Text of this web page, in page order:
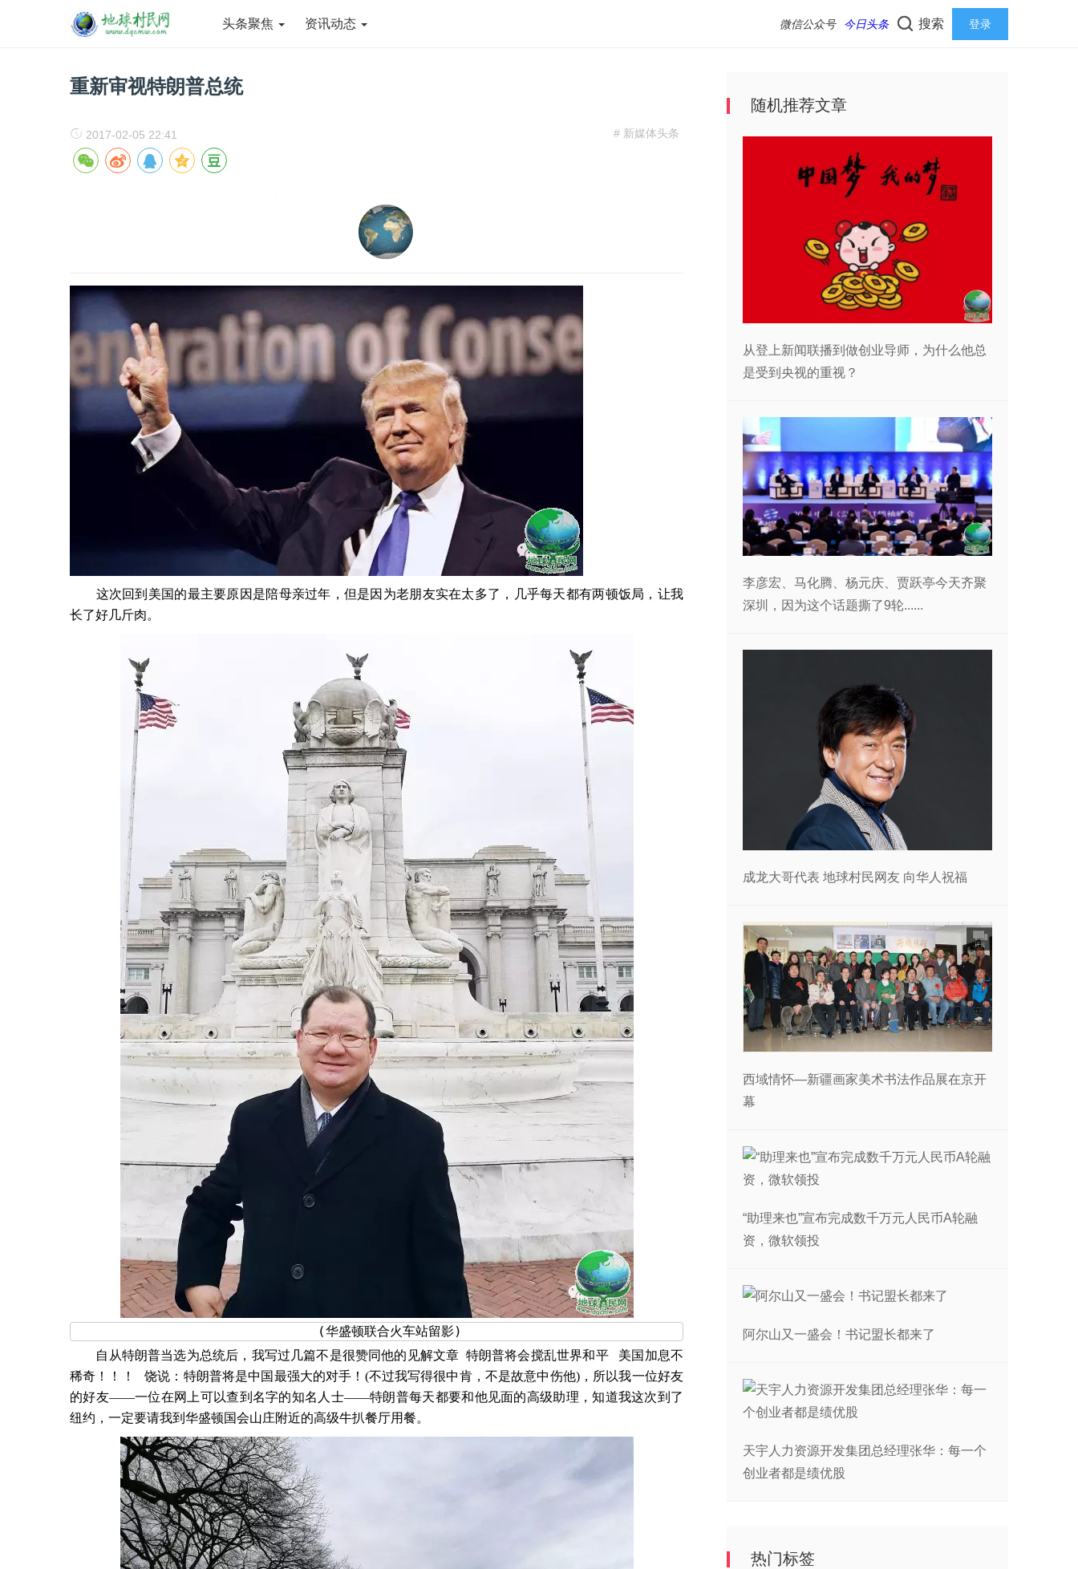
头条聚焦 资讯动态 微信公众号 今日头条 搜索 登录
重新审视特朗普总统
# 新媒体头条
2017-02-05 22:41
这次回到美国的最主要原因是陪母亲过年，但是因为老朋友实在太多了，几乎每天都有两顿饭局，让我
长了好几斤肉。
(华盛顿联合火车站留影)
自从特朗普当选为总统后，我写过几篇不是很赞同他的见解文章 特朗普将会搅乱世界和平
美国加息不
稀奇！！！
饶说：特朗普将是中国最强大的对手！ (不过我写得很中肯，不是故意中伤他)，所以我一位好友
的好友——一位在网上可以查到名字的知名人士——特朗普每天都要和他见面的高级助理，知道我这次到了
纽约，一定要请我到华盛顿国会山庄附近的高级牛扒餐厅用餐。
随机推荐文章
从登上新闻联播到做创业导师，为什么他总
是受到央视的重视？
李彦宏、马化腾、杨元庆、贾跃亭今天齐聚
深圳，因为这个话题撕了9轮......
成龙大哥代表 地球村民网友 向华人祝福
西域情怀—新疆画家美术书法作品展在京开
幕
“助理来也”宣布完成数千万元人民币A轮融
资，微软领投
阿尔山又一盛会！书记盟长都来了
天宇人力资源开发集团总经理张华：每一个
创业者都是绩优股
热门标签